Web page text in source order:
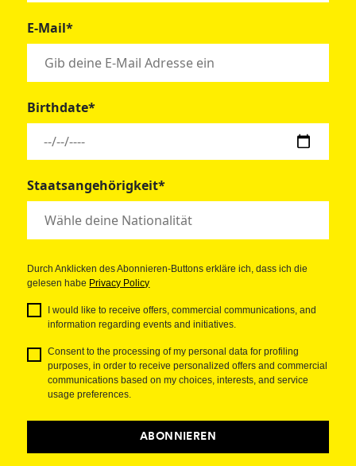
E-Mail*
Birthdate*
Staatsangehörigkeit*
Durch Anklicken des Abonnieren-Buttons erkläre ich, dass ich die
gelesen habe Privacy Policy
I would like to receive offers, commercial communications, and
information regarding events and initiatives.
Consent to the processing of my personal data for profiling
purposes, in order to receive personalized offers and commercial
communications based on my choices, interests, and service
usage preferences.
ABONNIEREN